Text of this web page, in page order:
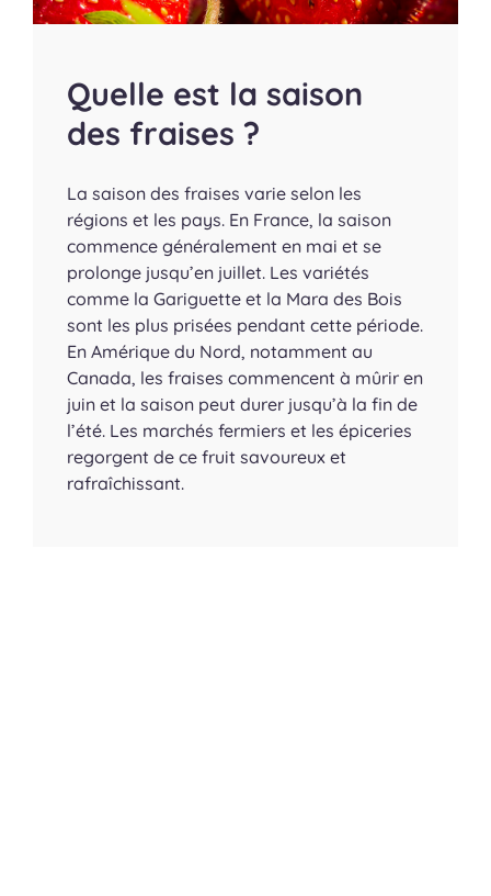
Quelle est la saison
des fraises ?
La saison des fraises varie selon les
régions et les pays. En France, la saison
commence généralement en mai et se
prolonge jusqu’en juillet. Les variétés
comme la Gariguette et la Mara des Bois
sont les plus prisées pendant cette période.
En Amérique du Nord, notamment au
Canada, les fraises commencent à mûrir en
juin et la saison peut durer jusqu’à la fin de
l’été. Les marchés fermiers et les épiceries
regorgent de ce fruit savoureux et
rafraîchissant.